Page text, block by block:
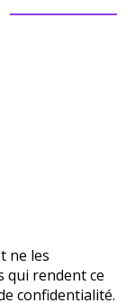
ne les
qui rendent ce
confidentialité.